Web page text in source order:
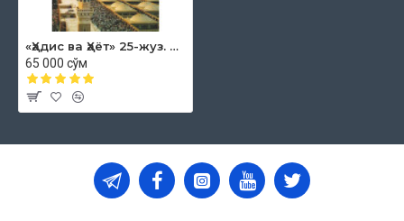
«Ҳадис ва Ҳаёт» 25-жуз. Нубувват хонадони хонимлари
65 000 сўм